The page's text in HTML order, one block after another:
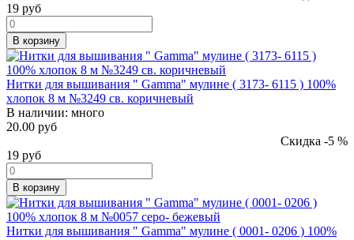
19 руб
В корзину
Нитки для вышивания " Gamma" мулине ( 3173- 6115 ) 100%
хлопок 8 м №3249 св. коричневый
В наличии: много
20.00 руб
Скидка -5 %
19 руб
В корзину
Нитки для вышивания " Gamma" мулине ( 0001- 0206 ) 100%